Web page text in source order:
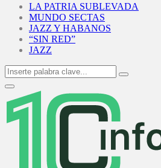
LA PATRIA SUBLEVADA
MUNDO SECTAS
JAZZ Y HABANOS
“SIN RED”
JAZZ
Search
for:
Search
Primary
Menu